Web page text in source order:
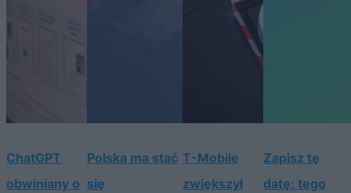
ChatGPT
obwiniany o
Polska ma stać
się
T-Mobile
zwiększył
Zapisz tę
datę: tego